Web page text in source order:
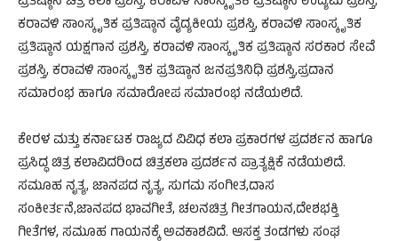
ಕರಾವಳಿ ಸಾಂಸ್ಕೃತಿಕ ಪ್ರತಿಷ್ಠಾನ ವೈದ್ಯಕೀಯ ಪ್ರಶಸ್ತಿ, ಕರಾವಳಿ ಸಾಂಸ್ಕೃತಿಕ
ಪ್ರತಿಷ್ಠಾನ ಯಕ್ಷಗಾನ ಪ್ರಶಸ್ತಿ, ಕರಾವಳಿ ಸಾಂಸ್ಕೃತಿಕ ಪ್ರತಿಷ್ಠಾನ ಸರಕಾರ ಸೇವೆ
ಪ್ರಶಸ್ತಿ, ಕರಾವಳಿ ಸಾಂಸ್ಕೃತಿಕ ಪ್ರತಿಷ್ಠಾನ ಜನಪ್ರತಿನಿಧಿ ಪ್ರಶಸ್ತಿ,ಪ್ರದಾನ
ಸಮಾರಂಭ ಹಾಗೂ ಸಮಾರೋಪ ಸಮಾರಂಭ ನಡೆಯಲಿದೆ.
ಕೇರಳ ಮತ್ತು ಕರ್ನಾಟಕ ರಾಜ್ಯದ ವಿವಿಧ ಕಲಾ ಪ್ರಕಾರಗಳ ಪ್ರದರ್ಶನ ಹಾಗೂ
ಪ್ರಸಿದ್ಧ ಚಿತ್ರ ಕಲಾವಿದರಿಂದ ಚಿತ್ರಕಲಾ ಪ್ರದರ್ಶನ ಪ್ರಾತ್ಯಕ್ಷಿಕೆ ನಡೆಯಲಿದೆ.
ಸಮೂಹ ನೃತ್ಯ, ಜಾನಪದ ನೃತ್ಯ, ಸುಗಮ ಸಂಗೀತ,ದಾಸ
ಸಂಕೀರ್ತನೆ,ಜಾನಪದ ಭಾವಗೀತೆ, ಚಲನಚಿತ್ರ ಗೀತಗಾಯನ,ದೇಶಭಕ್ತಿ
ಗೀತೆಗಳ, ಸಮೂಹ ಗಾಯನಕ್ಕೆ ಅವಕಾಶವಿದೆ. ಆಸಕ್ತ ತಂಡಗಳು ಸಂಘ